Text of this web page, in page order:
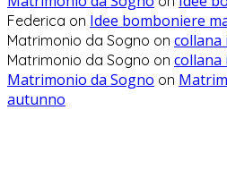
Federica on Idee bomboniere
Matrimonio da Sogno on collana
Matrimonio da Sogno on collana
Matrimonio da Sogno on
autunno